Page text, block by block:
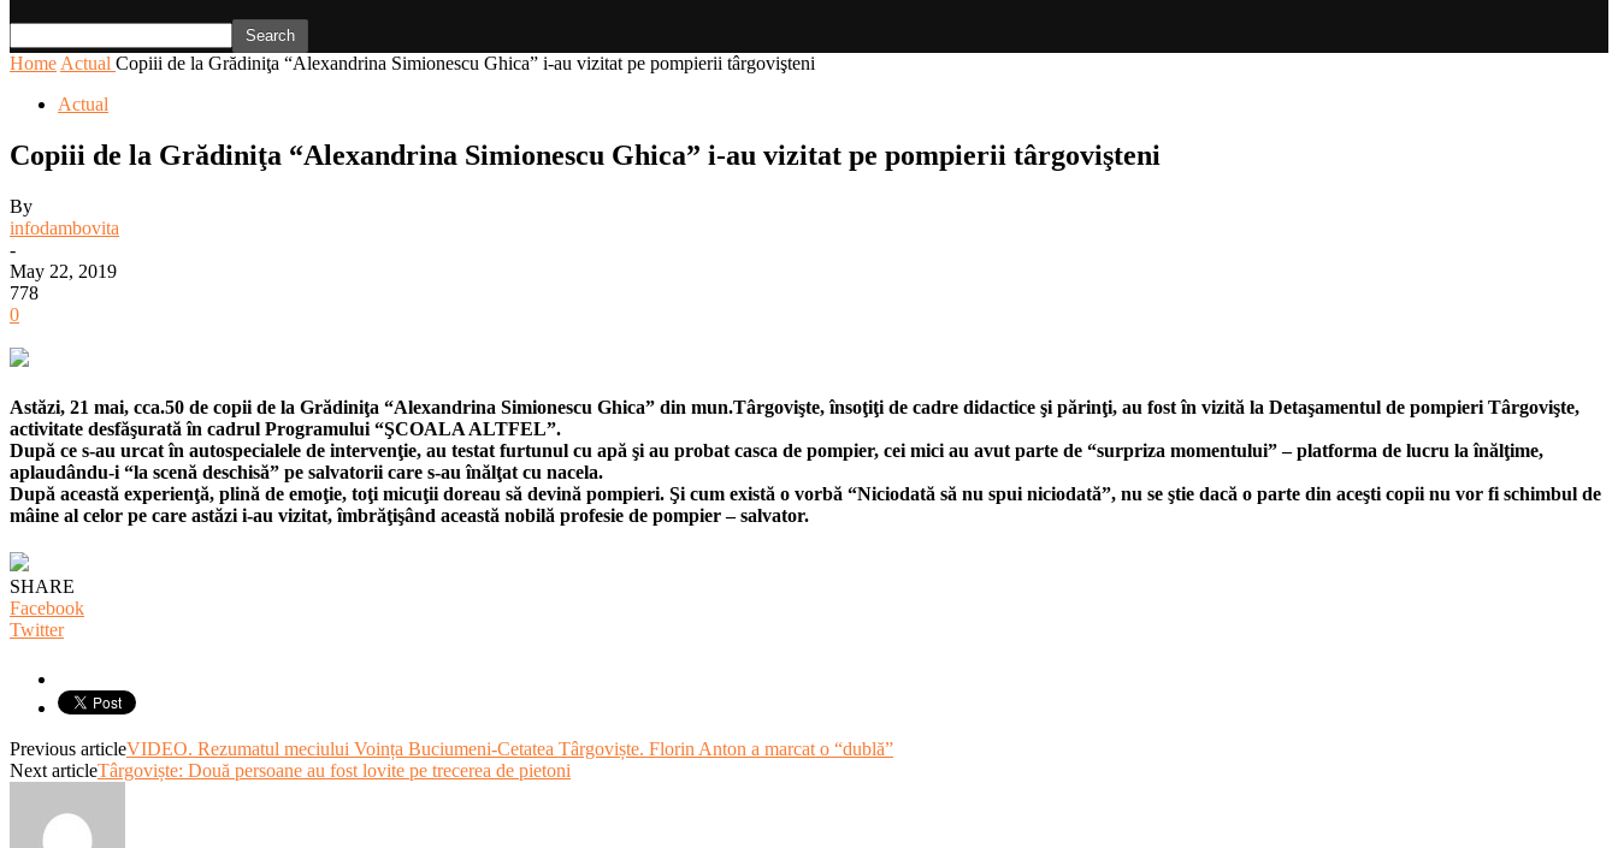
Home Actual Copiii de la Grădiniţa “Alexandrina Simionescu Ghica” i-au vizitat pe pompierii târgovişteni
Actual
Copiii de la Grădiniţa “Alexandrina Simionescu Ghica” i-au vizitat pe pompierii târgovişteni
By
infodambovita
-
May 22, 2019
778
0
Astăzi, 21 mai, cca.50 de copii de la Grădiniţa “Alexandrina Simionescu Ghica” din mun.Târgovişte, însoţiţi de cadre didactice şi părinţi, au fost în vizită la Detaşamentul de pompieri Târgovişte,
activitate desfăşurată în cadrul Programului “ŞCOALA ALTFEL”.
După ce s-au urcat în autospecialele de intervenţie, au testat furtunul cu apă şi au probat casca de pompier, cei mici au avut parte de “surpriza momentului” – platforma de lucru la înălţime,
aplaudându-i “la scenă deschisă” pe salvatorii care s-au înălţat cu nacela.
După această experienţă, plină de emoţie, toţi micuţii doreau să devină pompieri. Şi cum există o vorbă “Niciodată să nu spui niciodată”, nu se ştie dacă o parte din aceşti copii nu vor fi schimbul de
mâine al celor pe care astăzi i-au vizitat, îmbrăţişând această nobilă profesie de pompier – salvator.
SHARE
Facebook
Twitter
Previous articleVIDEO. Rezumatul meciului Voința Buciumeni-Cetatea Târgoviște. Florin Anton a marcat o “dublă”
Next articleTârgoviște: Două persoane au fost lovite pe trecerea de pietoni